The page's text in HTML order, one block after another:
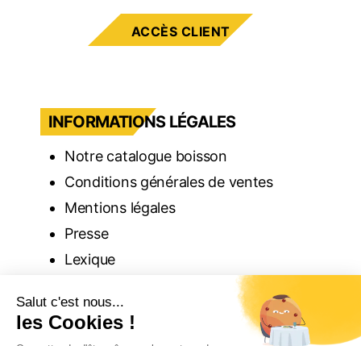
ACCÈS CLIENT
INFORMATIONS LÉGALES
Notre catalogue boisson
Conditions générales de ventes
Mentions légales
Presse
Lexique
Partenaires